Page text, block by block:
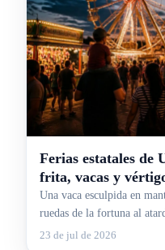
Ferias estatales de
frita, vacas y
Una vaca esculpida en
ruedas de la fortuna al
americana y por qué agosto
23 de jul de 2026